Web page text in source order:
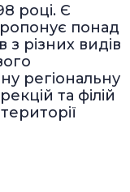
році. Є
понад
з різних видів
регіональну
та філій